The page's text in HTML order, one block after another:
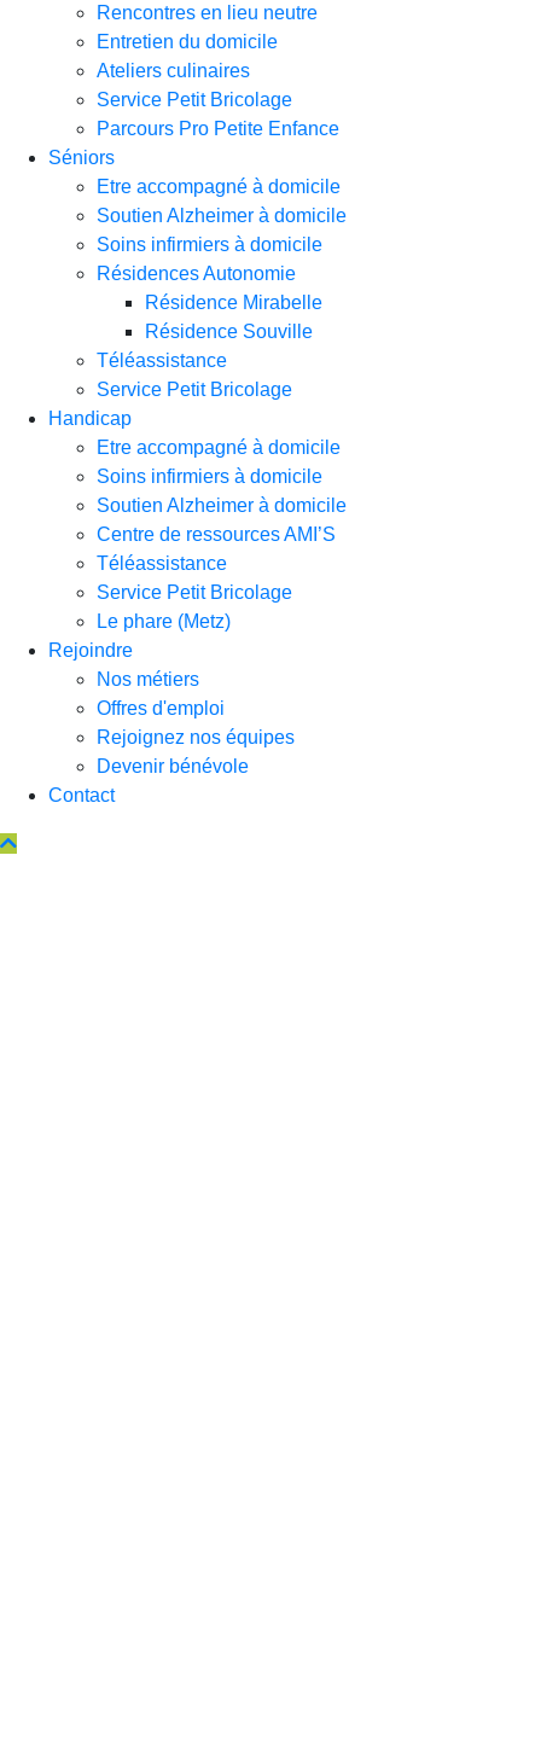
Rencontres en lieu neutre
Entretien du domicile
Ateliers culinaires
Service Petit Bricolage
Parcours Pro Petite Enfance
Séniors
Etre accompagné à domicile
Soutien Alzheimer à domicile
Soins infirmiers à domicile
Résidences Autonomie
Résidence Mirabelle
Résidence Souville
Téléassistance
Service Petit Bricolage
Handicap
Etre accompagné à domicile
Soins infirmiers à domicile
Soutien Alzheimer à domicile
Centre de ressources AMI’S
Téléassistance
Service Petit Bricolage
Le phare (Metz)
Rejoindre
Nos métiers
Offres d'emploi
Rejoignez nos équipes
Devenir bénévole
Contact